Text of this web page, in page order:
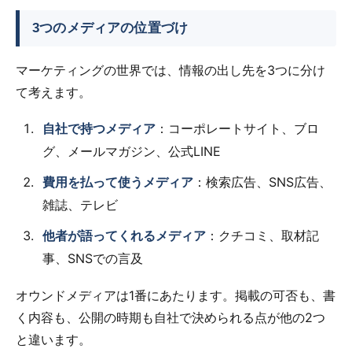
3つのメディアの位置づけ
マーケティングの世界では、情報の出し先を3つに分け
て考えます。
自社で持つメディア ：コーポレートサイト、ブロ
グ、メールマガジン、公式LINE
費用を払って使うメディア ：検索広告、SNS広告、
雑誌、テレビ
他者が語ってくれるメディア ：クチコミ、取材記
事、SNSでの言及
オウンドメディアは1番にあたります。掲載の可否も、書
く内容も、公開の時期も自社で決められる点が他の2つ
と違います。